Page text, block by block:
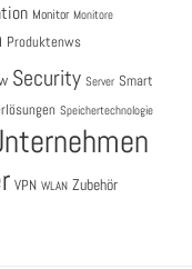
Monitor Monitore
Produktenws
Security Server Smart
Speichertechnologie
VPN WLAN Zubehör